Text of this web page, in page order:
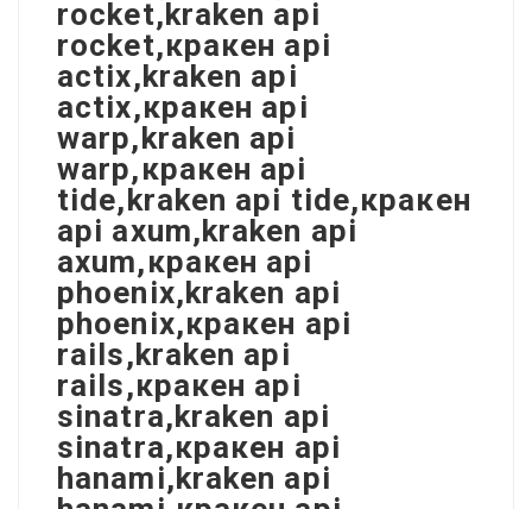
rocket,kraken api
rocket,кракен api
actix,kraken api
actix,кракен api
warp,kraken api
warp,кракен api
tide,kraken api tide,кракен
api axum,kraken api
axum,кракен api
phoenix,kraken api
phoenix,кракен api
rails,kraken api
rails,кракен api
sinatra,kraken api
sinatra,кракен api
hanami,kraken api